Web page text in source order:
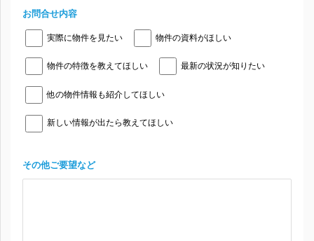
お問合せ内容
実際に物件を見たい 物件の資料がほしい
物件の特徴を教えてほしい 最新の状況が知りたい
他の物件情報も紹介してほしい
新しい情報が出たら教えてほしい
その他ご要望など